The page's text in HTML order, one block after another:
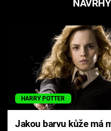
HARRY POTTER
Jakou barvu kůže má